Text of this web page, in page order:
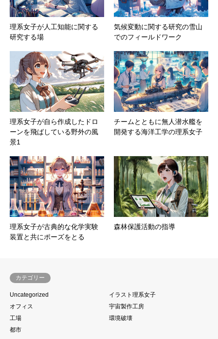
理系女子が人工知能に関する
研究する場
気候変動に関する研究の雪山
でのフィールドワーク
理系女子が自ら作成したドロ
ーンを飛ばしている野外の風
景1
チームとともに無人潜水艦を
開発する海洋工学の理系女子
理系女子が古典的な化学実験
装置と共にポーズをとる
森林保護活動の指導
カテゴリー
Uncategorized
イラスト理系女子
オフィス
宇宙製作工房
工場
環境破壊
都市